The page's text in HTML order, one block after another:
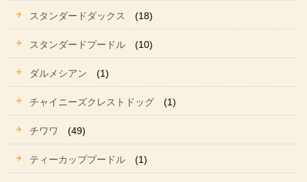
スタンダードダックス (18)
スタンダードプードル (10)
ダルメシアン (1)
チャイニーズクレストドッグ (1)
チワワ (49)
ティーカッププードル (1)